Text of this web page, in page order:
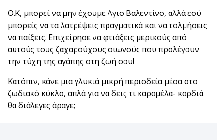
Ο.Κ, μπορεί να μην έχουμε Άγιο Βαλεντίνο, αλλά εσύ
μπορείς να τα λατρέψεις πραγματικά και να τολμήσεις
να παίξεις. Επιχείρησε να φτιάξεις μερικούς από
αυτούς τους ζαχαρούχους οιωνούς που προλέγουν
την τύχη της αγάπης στη ζωή σου!
Κατόπιν, κάνε μια γλυκιά μικρή περιοδεία μέσα στο
ζωδιακό κύκλο, απλά για να δεις τι καραμέλα- καρδιά
θα διάλεγες άραγε;